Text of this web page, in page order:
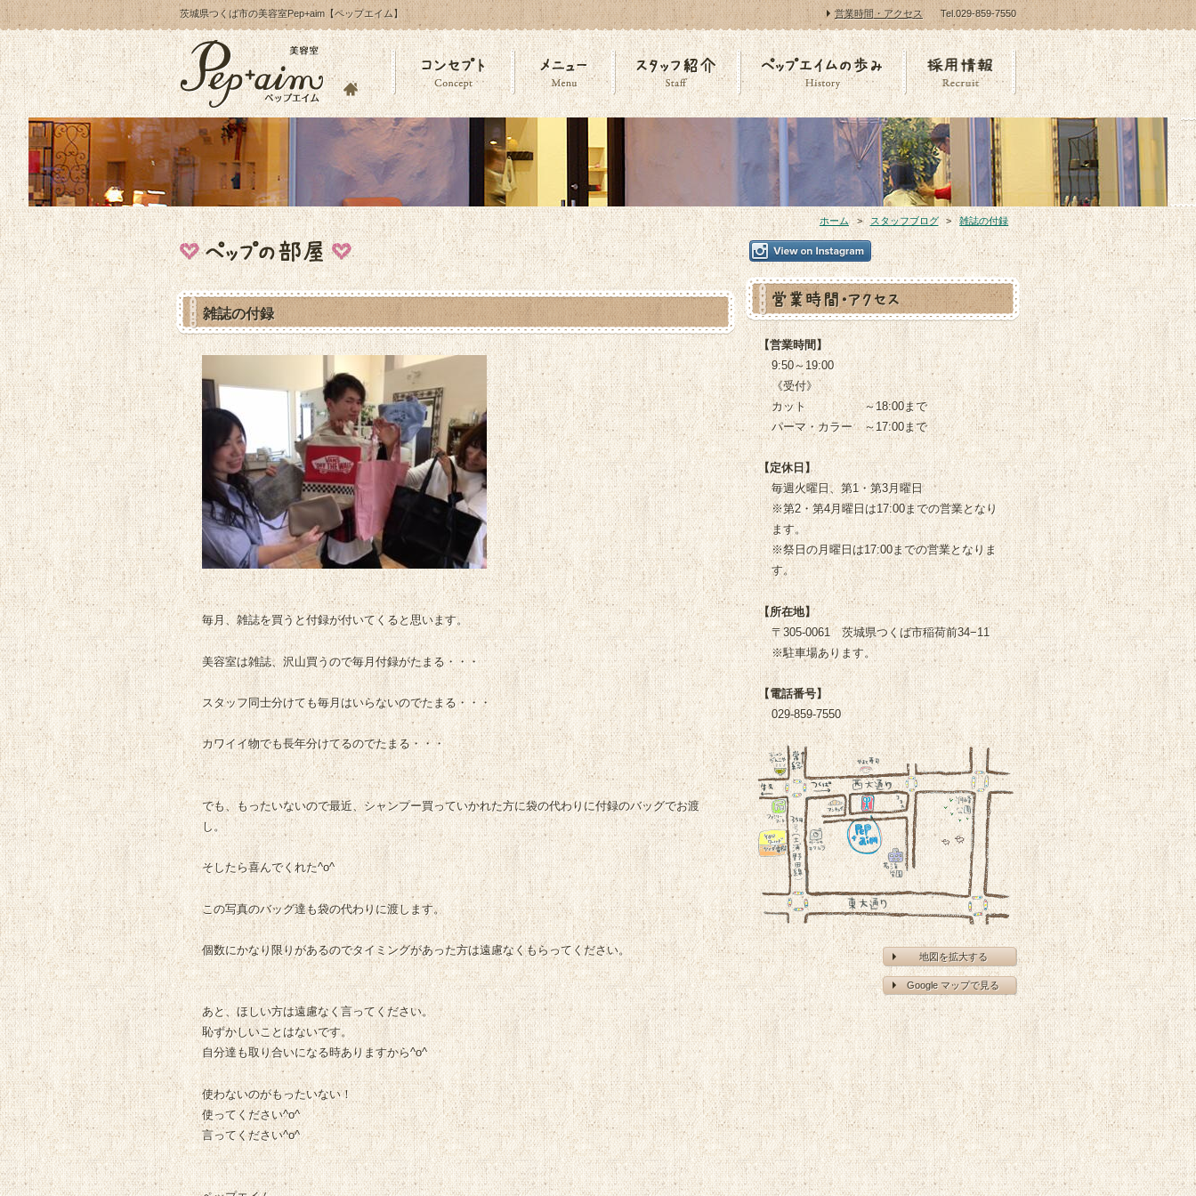
茨城県つくば市の美容室Pep+aim【ペップエイム】 営業時間・アクセス Tel.029-859-7550
ホーム スタッフブログ 雑誌の付録
雑誌の付録
毎月、雑誌を買うと付録が付いてくると思います。
美容室は雑誌、沢山買うので毎月付録がたまる・・・
スタッフ同士分けても毎月はいらないのでたまる・・・
カワイイ物でも長年分けてるのでたまる・・・
でも、もったいないので最近、シャンプー買っていかれた方に袋の代わりに付録のバッグでお渡
し。
そしたら喜んでくれた^o^
この写真のバッグ達も袋の代わりに渡します。
個数にかなり限りがあるのでタイミングがあった方は遠慮なくもらってください。
あと、ほしい方は遠慮なく言ってください。
恥ずかしいことはないです。
自分達も取り合いになる時ありますから^o^
使わないのがもったいない！
使ってください^o^
言ってください^o^
【営業時間】
9:50～19:00
《受付》
カット
～18:00まで
パーマ・カラー
～17:00まで
【定休日】
毎週火曜日、第1・第3月曜日
※第2・第4月曜日は17:00までの営業となり
ます。
※祭日の月曜日は17:00までの営業となりま
す。
【所在地】
〒305-0061 茨城県つくば市稲荷前34−11
※駐車場あります。
【電話番号】
029-859-7550
地図を拡大する
Google マップで見る